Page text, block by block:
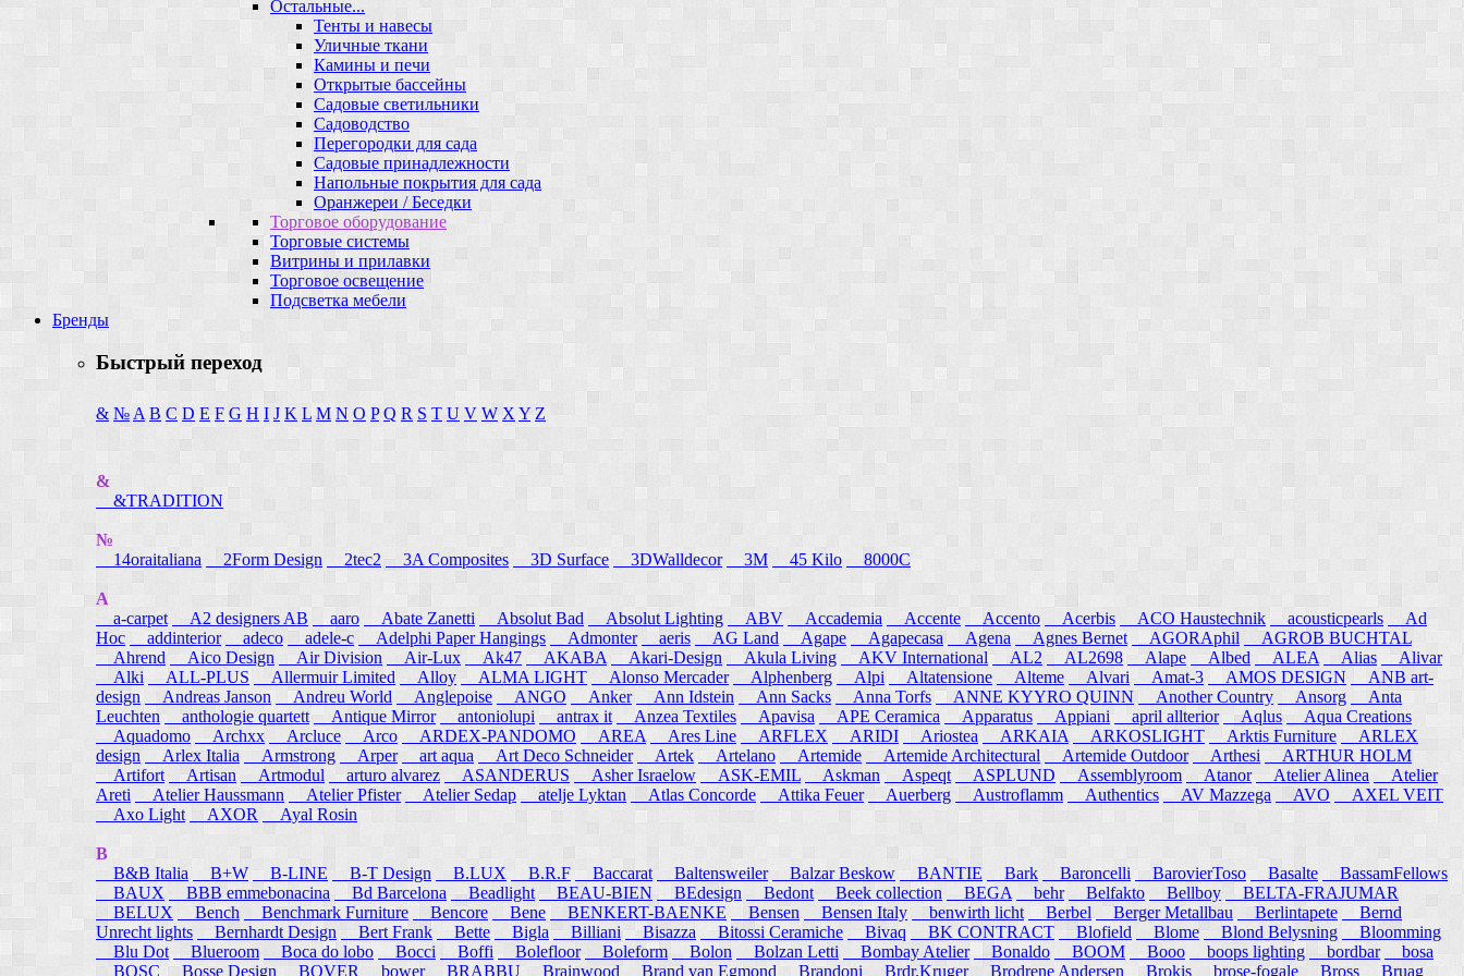
Остальные...
Тенты и навесы
Уличные ткани
Камины и печи
Открытые бассейны
Садовые светильники
Садоводство
Перегородки для сада
Садовые принадлежности
Напольные покрытия для сада
Оранжереи / Беседки
Торговое оборудование
Торговые системы
Витрины и прилавки
Торговое освещение
Подсветка мебели
Бренды
Быстрый переход
& № A B C D E F G H I J K L M N O P Q R S T U V W X Y Z
&
&TRADITION
№
14oraitaliana
2Form Design 2tec2 3A Composites 3D Surface 3DWalldecor 3M 45 Kilo 8000C
A
a-carpet
A2 designers AB aaro Abate Zanetti Absolut Bad Absolut Lighting ABV Accademia Accente Accento Acerbis ACO Haustechnik acousticpearls
Ad
Hoc
addinterior adeco adele-c Adelphi Paper Hangings Admonter aeris AG Land Agape Agapecasa Agena Agnes Bernet AGORAphil
AGROB BUCHTAL
Ahrend
Aico Design Air Division Air-Lux Ak47 AKABA Akari-Design Akula Living AKV International AL2 AL2698 Alape Albed ALEA Alias
Alivar
Alki
ALL-PLUS Allermuir Limited Alloy ALMA LIGHT Alonso Mercader Alphenberg Alpi Altatensione Alteme Alvari Amat-3 AMOS DESIGN
ANB art-
design
Andreas Janson Andreu World Anglepoise ANGO Anker Ann Idstein Ann Sacks Anna Torfs ANNE KYYRO QUINN Another Country Ansorg
Anta
Leuchten
anthologie quartett Antique Mirror antoniolupi antrax it Anzea Textiles Apavisa APE Ceramica Apparatus Appiani april allterior Aqlus Aqua Creations
Aquadomo
Archxx Arcluce Arco ARDEX-PANDOMO AREA Ares Line ARFLEX ARIDI Ariostea ARKAIA ARKOSLIGHT Arktis Furniture
ARLEX
design
Arlex Italia Armstrong Arper art aqua Art Deco Schneider Artek Artelano Artemide Artemide Architectural Artemide Outdoor Arthesi
ARTHUR HOLM
Artifort
Artisan Artmodul arturo alvarez ASANDERUS Asher Israelow ASK-EMIL Askman Aspeqt ASPLUND Assemblyroom Atanor Atelier Alinea
Atelier
Areti
Atelier Haussmann Atelier Pfister Atelier Sedap atelje Lyktan Atlas Concorde Attika Feuer Auerberg Austroflamm Authentics AV Mazzega AVO
AXEL VEIT
Axo Light
AXOR Ayal Rosin
B
B&B Italia
B+W B-LINE B-T Design B.LUX B.R.F Baccarat Baltensweiler Balzar Beskow BANTIE Bark Baroncelli BarovierToso Basalte
BassamFellows
BAUX
BBB emmebonacina Bd Barcelona Beadlight BEAU-BIEN BEdesign Bedont Beek collection BEGA behr Belfakto Bellboy
BELTA-FRAJUMAR
BELUX
Bench Benchmark Furniture Bencore Bene BENKERT-BAENKE Bensen Bensen Italy benwirth licht Berbel Berger Metallbau Berlintapete
Bernd
Unrecht lights
Bernhardt Design Bert Frank Bette Bigla Billiani Bisazza Bitossi Ceramiche Bivaq BK CONTRACT Blofield Blome Blond Belysning
Bloomming
Blu Dot
Blueroom Boca do lobo Bocci Boffi Bolefloor Boleform Bolon Bolzan Letti Bombay Atelier Bonaldo BOOM Booo boops lighting bordbar
bosa
BOSC Bosse Design BOVER bower BRABBU Brainwood Brand van Egmond Brandoni Brdr.Kruger Brodrene Andersen Brokis brose-fogale Bross Bruag